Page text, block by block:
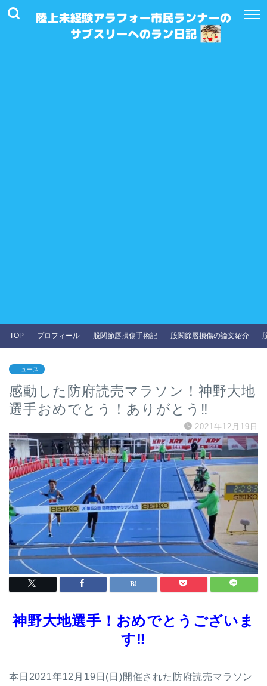
TOP プロフィール 股関節唇損傷手術記 股関節唇損傷の論文紹介
ニュース
感動した防府読売マラソン！神野大地
選手おめでとう！ありがとう‼
2021年12月19日
神野大地選手！おめでとうございま
す‼
本日2021年12月19日(日)開催された防府読売マラソン